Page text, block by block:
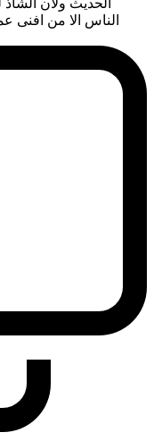
الحديث ولان
الناس الا من